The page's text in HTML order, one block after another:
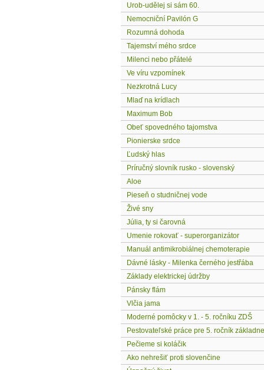
Urob-udělej si sám 60.
Nemocniční Pavilón G
Rozumná dohoda
Tajemství mého srdce
Milenci nebo přátelé
Ve víru vzpomínek
Nezkrotná Lucy
Mlaď na krídlach
Maximum Bob
Obeť spovedného tajomstva
Pionierske srdce
Ľudský hlas
Príručný slovník rusko - slovenský
Aloe
Pieseň o studničnej vode
Živé sny
Júlia, ty si čarovná
Umenie rokovať - superorganizátor
Manuál antimikrobiálnej chemoterapie
Dávné lásky - Milenka černého jestřába
Základy elektrickej údržby
Pánsky flám
Vlčia jama
Moderné pomôcky v 1. - 5. ročníku ZDŠ
Pestovateľské práce pre 5. ročník
Pečieme si koláčik
Ako nehrešiť proti slovenčine